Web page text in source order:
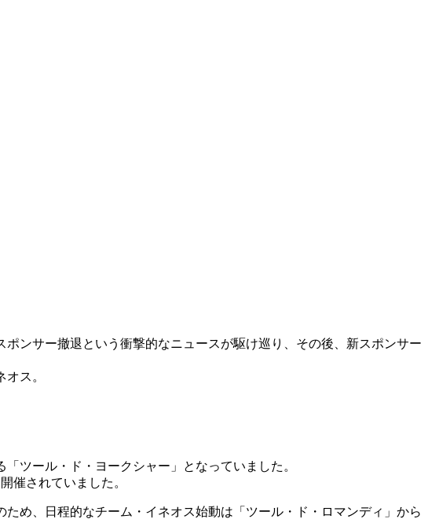
ンサー撤退という衝撃的なニュースが駆け巡り、その後、新スポンサー
ス。
ツール・ド・ヨークシャー」となっていました。
催されていました。
め、日程的なチーム・イネオス始動は「ツール・ド・ロマンディ」から